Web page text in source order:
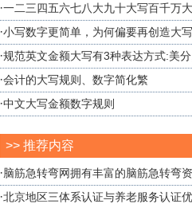
·一二三四五六七八大九十大写百千万
·小写数字更简单，为何偏要再创造大
·规范英文金额大写有3种表达方式:美
·会计的大写规则、数字简化繁
·中文大写金额数字规则
>> 推荐内容
·脑筋急转弯网拥有丰富的脑筋急转弯
·北京地区三体系认证与养老服务认证